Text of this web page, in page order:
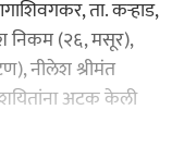
ता. कऱ्हाड,
निकम (२६, मसूर),
नीलेश श्रीमंत
अटक केली